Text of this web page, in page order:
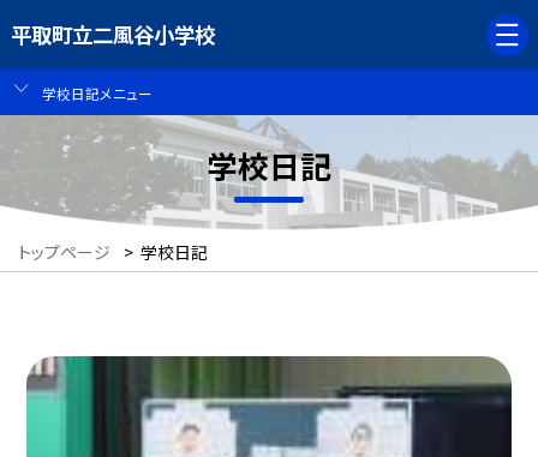
平取町立二風谷小学校
学校日記メニュー
学校日記
トップページ > 学校日記